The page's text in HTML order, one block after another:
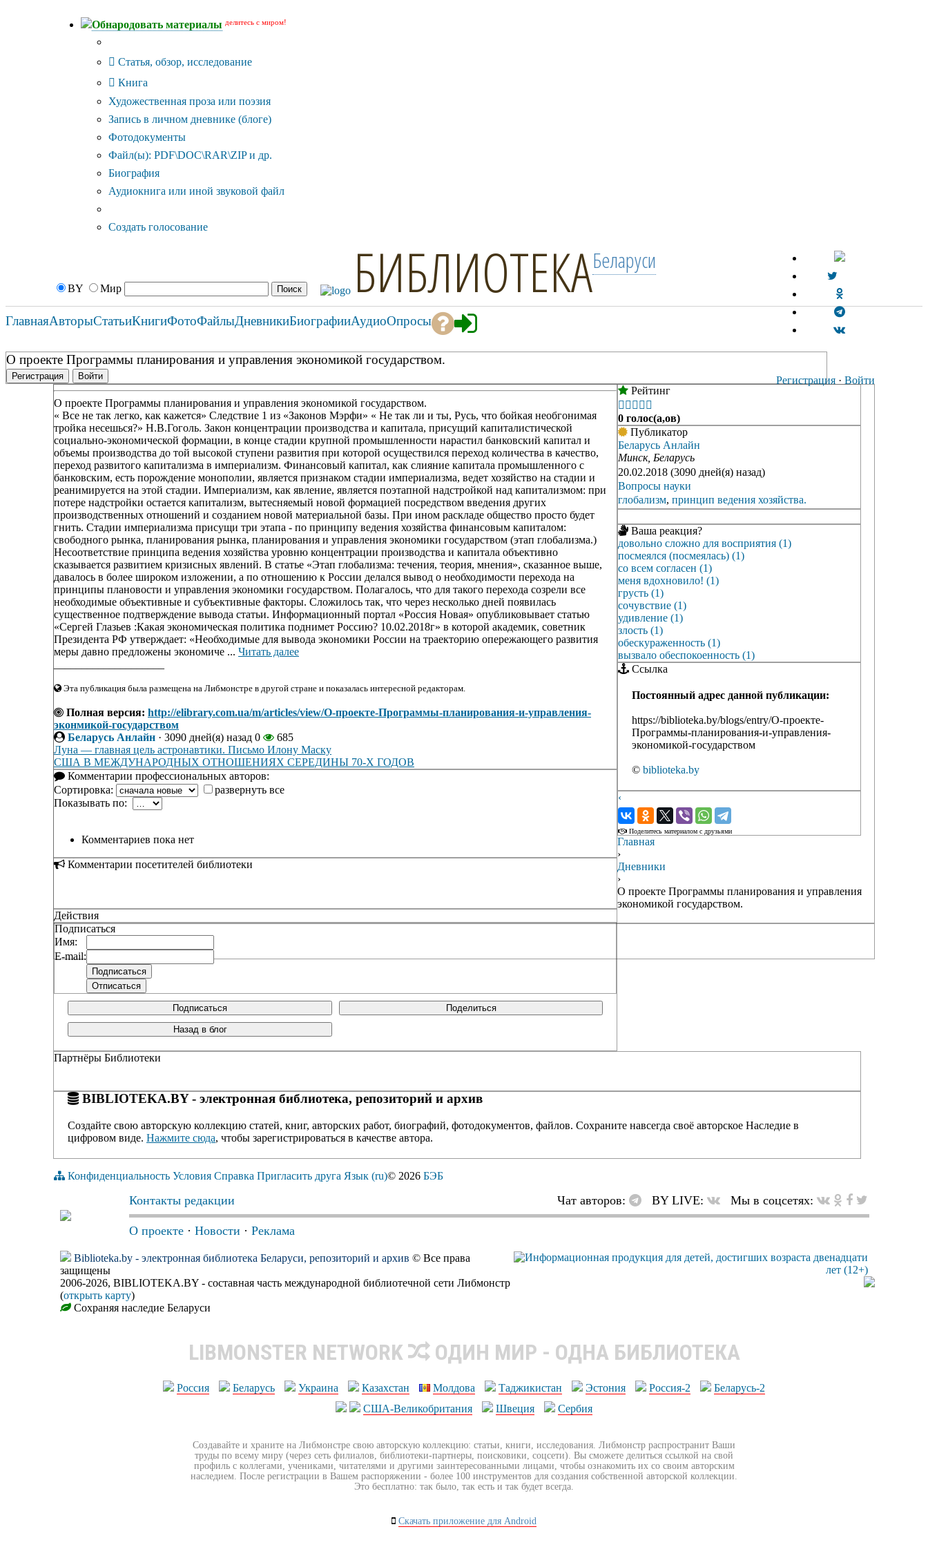
Обнародовать материалы делитесь с миром!
Статья, обзор, исследование
Книга
Художественная проза или поэзия
Запись в личном дневнике (блоге)
Фотодокументы
Файл(ы): PDF\DOC\RAR\ZIP и др.
Биография
Аудиокнига или иной звуковой файл
Создать голосование
BY Мир БИБЛИОТЕКАБеларуси
Регистрация · Войти
ГлавнаяАвторыСтатьиКнигиФотоФайлыДневникиБиографииАудиоОпросы
О проекте Программы планирования и управления экономикой государством.
Регистрация Войти
О проекте Программы планирования и управления экономикой государством.
« Все не так легко, как кажется» Следствие 1 из «Законов Мэрфи» « Не так ли и ты, Русь, что бойкая необгонимая
тройка несешься?» Н.В.Гоголь. Закон концентрации производства и капитала, присущий капиталистической
социально-экономической формации, в конце стадии крупной промышленности нарастил банковский капитал и
объемы производства до той высокой ступени развития при которой осуществился переход количества в качество,
переход развитого капитализма в империализм. Финансовый капитал, как слияние капитала промышленного с
банковским, есть порождение монополии, является признаком стадии империализма, ведет хозяйство на стадии и
реанимируется на этой стадии. Империализм, как явление, является поэтапной надстройкой над капитализмом: при
потере надстройки остается капитализм, вытесняемый новой формацией посредством введения других
производственных отношений и созданием новой материальной базы. При ином раскладе общество просто будет
гнить. Стадии империализма присущи три этапа - по принципу ведения хозяйства финансовым капиталом:
свободного рынка, планирования рынка, планирования и управления экономики государством (этап глобализма.)
Несоответствие принципа ведения хозяйства уровню концентрации производства и капитала объективно
сказывается развитием кризисных явлений. В статье «Этап глобализма: течения, теория, мнения», сказанное выше,
давалось в более широком изложении, а по отношению к России делался вывод о необходимости перехода на
принципы плановости и управления экономики государством. Полагалось, что для такого перехода созрели все
необходимые объективные и субъективные факторы. Сложилось так, что через несколько дней появилась
существенное подтверждение вывода статьи. Информационный портал «Россия Новая» опубликовывает статью
«Сергей Глазьев :Какая экономическая политика поднимет Россию? 10.02.2018г» в которой академик, советник
Президента РФ утверждает: «Необходимые для вывода экономики России на траекторию опережающего развития
меры давно предложены экономиче ... Читать далее
Эта публикация была размещена на Либмонстре в другой стране и показалась интересной редакторам.
Полная версия: http://elibrary.com.ua/m/articles/view/О-проекте-Программы-планирования-и-управления-
эконмикой-государством
Беларусь Анлайн · 3090 дней(я) назад 0
685
Луна — главная цель астронавтики. Письмо Илону Маску
США В МЕЖДУНАРОДНЫХ ОТНОШЕНИЯХ СЕРЕДИНЫ 70-Х ГОДОВ
Комментарии профессиональных авторов:
Сортировка:
развернуть все
Показывать по:
Комментариев пока нет
Комментарии посетителей библиотеки
Действия
Подписаться
Имя:
E-mail:
Подписаться Поделиться
Назад в блог
Рейтинг
    
0 голос(а,ов)
Публикатор
Беларусь Анлайн
Минск, Беларусь
20.02.2018 (3090 дней(я) назад)
Вопросы науки
глобализм, принцип ведения хозяйства.
Ваша реакция?
довольно сложно для восприятия (1)
посмеялся (посмеялась) (1)
со всем согласен (1)
меня вдохновило! (1)
грусть (1)
сочувствие (1)
удивление (1)
злость (1)
обескураженность (1)
вызвало обеспокоенность (1)
Ссылка
Постоянный адрес данной публикации:
https://biblioteka.by/blogs/entry/О-проекте-
Программы-планирования-и-управления-
экономикой-государством
© biblioteka.by
‹
›
Поделитесь материалом с друзьями
Партнёры Библиотеки
BIBLIOTEKA.BY - электронная библиотека, репозиторий и архив
Создайте свою авторскую коллекцию статей, книг, авторских работ, биографий, фотодокументов, файлов. Сохраните навсегда своё авторское Наследие в
цифровом виде. Нажмите сюда, чтобы зарегистрироваться в качестве автора.
Главная
›
Дневники
›
О проекте Программы планирования и управления
экономикой государством.
Конфиденциальность Условия Справка Пригласить друга Язык (ru)© 2026 БЭБ
Контакты редакции Чат авторов: BY LIVE: Мы в соцсетях:
О проекте · Новости · Реклама
Biblioteka.by - электронная библиотека Беларуси, репозиторий и архив © Все права
защищены
2006-2026, BIBLIOTEKA.BY - составная часть международной библиотечной сети Либмонстр
(открыть карту)
Сохраняя наследие Беларуси
LIBMONSTER NETWORK ОДИН МИР - ОДНА БИБЛИОТЕКА
Россия Беларусь Украина Казахстан Молдова Таджикистан Эстония Россия-2
Беларусь-2
США-Великобритания
Швеция Сербия
Создавайте и храните на Либмонстре свою авторскую коллекцию: статьи, книги, исследования. Либмонстр распространит Ваши
труды по всему миру (через сеть филиалов, библиотеки-партнеры, поисковики, соцсети). Вы сможете делиться ссылкой на свой
профиль с коллегами, учениками, читателями и другими заинтересованными лицами, чтобы ознакомить их со своим авторским
наследием. После регистрации в Вашем распоряжении - более 100 инструментов для создания собственной авторской коллекции.
Это бесплатно: так было, так есть и так будет всегда.
Скачать приложение для Android